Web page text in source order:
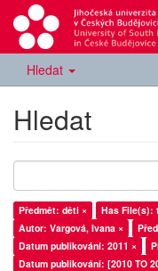
Hledat
Hledat
Předmět: děti × Has File(s):
Autor: Vargová, Ivana ×
Datum publikování: 2011 ×
Datum publikování: [2010 TO